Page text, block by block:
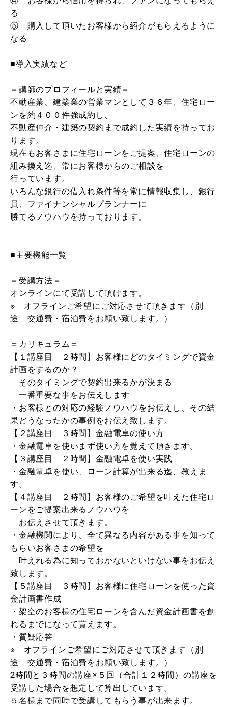
る
⑤ 購入して頂いたお客様から紹介がもらえるように
なる
■導入実績など
＝講師のプロフィールと実績＝
不動産業、建築業の営業マンとして３６年、住宅ロー
ンを約４００件強成約し、
不動産仲介・建築の契約まで成約した実績を持ってお
ります。
現在もお客さまに住宅ローンをご提案、住宅ローンの
組み換え迄、常にお客様からのご相談を
行っています。
いろんな銀行の借入れ条件等を常に情報収集し、銀行
員、ファイナンシャルプランナーに
勝てるノウハウを持っております。
■主要機能一覧
＝受講方法＝
オンラインにて受講して頂けます。
※ オフラインご希望にご対応させて頂きます（別
途 交通費・宿泊費をお願い致します。）
＝カリキュラム＝
【１講座目 ２時間】お客様にどのタイミングで資金
計画をするのか？
そのタイミングで契約出来るかが決まる
一番重要な事をお伝えします
・お客様との対応の経験ノウハウをお伝えし、その結
果どうなったかの事例をお伝え致します。
【２講座目 ３時間】金融電卓の使い方
・金融電卓を使いまず使い方を覚えて頂きます。
【３講座目 ２時間】金融電卓を使い実践
・金融電卓を使い、ローン計算が出来る迄、教えま
す。
【４講座目 ２時間】お客様のご希望を叶えた住宅ロ
ーンをご提案出来るノウハウを
お伝えさせて頂きます。
・金融機関により、全て異なる内容がある事を知って
もらいお客さまの希望を
叶えれる為に知っておかないといけない事をお伝え
致します。
【５講座目 ３時間】お客様に住宅ローンを使った資
金計画書作成
・架空のお客様の住宅ローンを含んだ資金計画書を創
れるまでになって貰えます。
・質疑応答
※ オフラインご希望にご対応させて頂きます（別
途 交通費・宿泊費をお願い致します。）
2時間と３時間の講座×５回（合計１２時間）の講座を
受講した場合を想定して算出しています。
５名様まで同時で受講してもらう事が出来ます。